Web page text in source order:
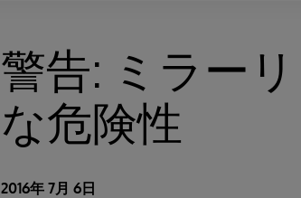
警告: ミラー
な危険性
2016年 7月 6日